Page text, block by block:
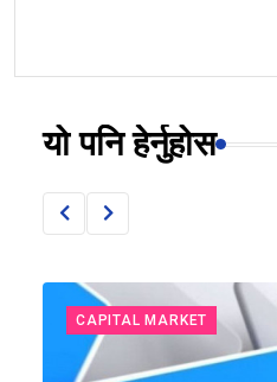
यो पनि हेर्नुहोस
CAPITAL MARKET